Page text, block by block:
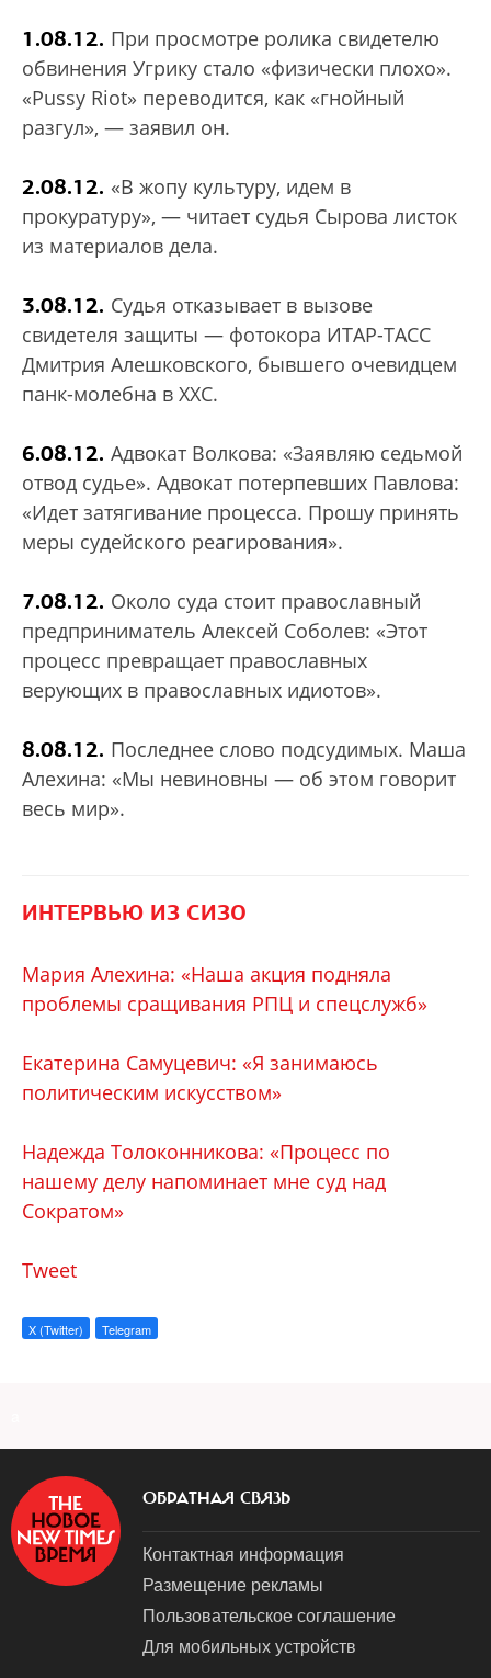
1.08.12. При просмотре ролика свидетелю
обвинения Угрику стало «физически плохо».
«Pussy Riot» переводится, как «гнойный
разгул», — заявил он.
2.08.12. «В жопу культуру, идем в
прокуратуру», — читает судья Сырова листок
из материалов дела.
3.08.12. Судья отказывает в вызове
свидетеля защиты — фотокора ИТАР-ТАСС
Дмитрия Алешковского, бывшего очевидцем
панк-молебна в ХХС.
6.08.12. Адвокат Волкова: «Заявляю седьмой
отвод судье». Адвокат потерпевших Павлова:
«Идет затягивание процесса. Прошу принять
меры судейского реагирования».
7.08.12. Около суда стоит православный
предприниматель Алексей Соболев: «Этот
процесс превращает православных
верующих в православных идиотов».
8.08.12. Последнее слово подсудимых. Маша
Алехина: «Мы невиновны — об этом говорит
весь мир».
ИНТЕРВЬЮ ИЗ СИЗО
Мария Алехина: «Наша акция подняла
проблемы сращивания РПЦ и спецслужб»
Екатерина Самуцевич: «Я занимаюсь
политическим искусством»
Надежда Толоконникова: «Процесс по
нашему делу напоминает мне суд над
Сократом»
Tweet
X (Twitter) Telegram
ОБРАТНАЯ СВЯЗЬ
Контактная информация
Размещение рекламы
Пользовательское соглашение
Для мобильных устройств